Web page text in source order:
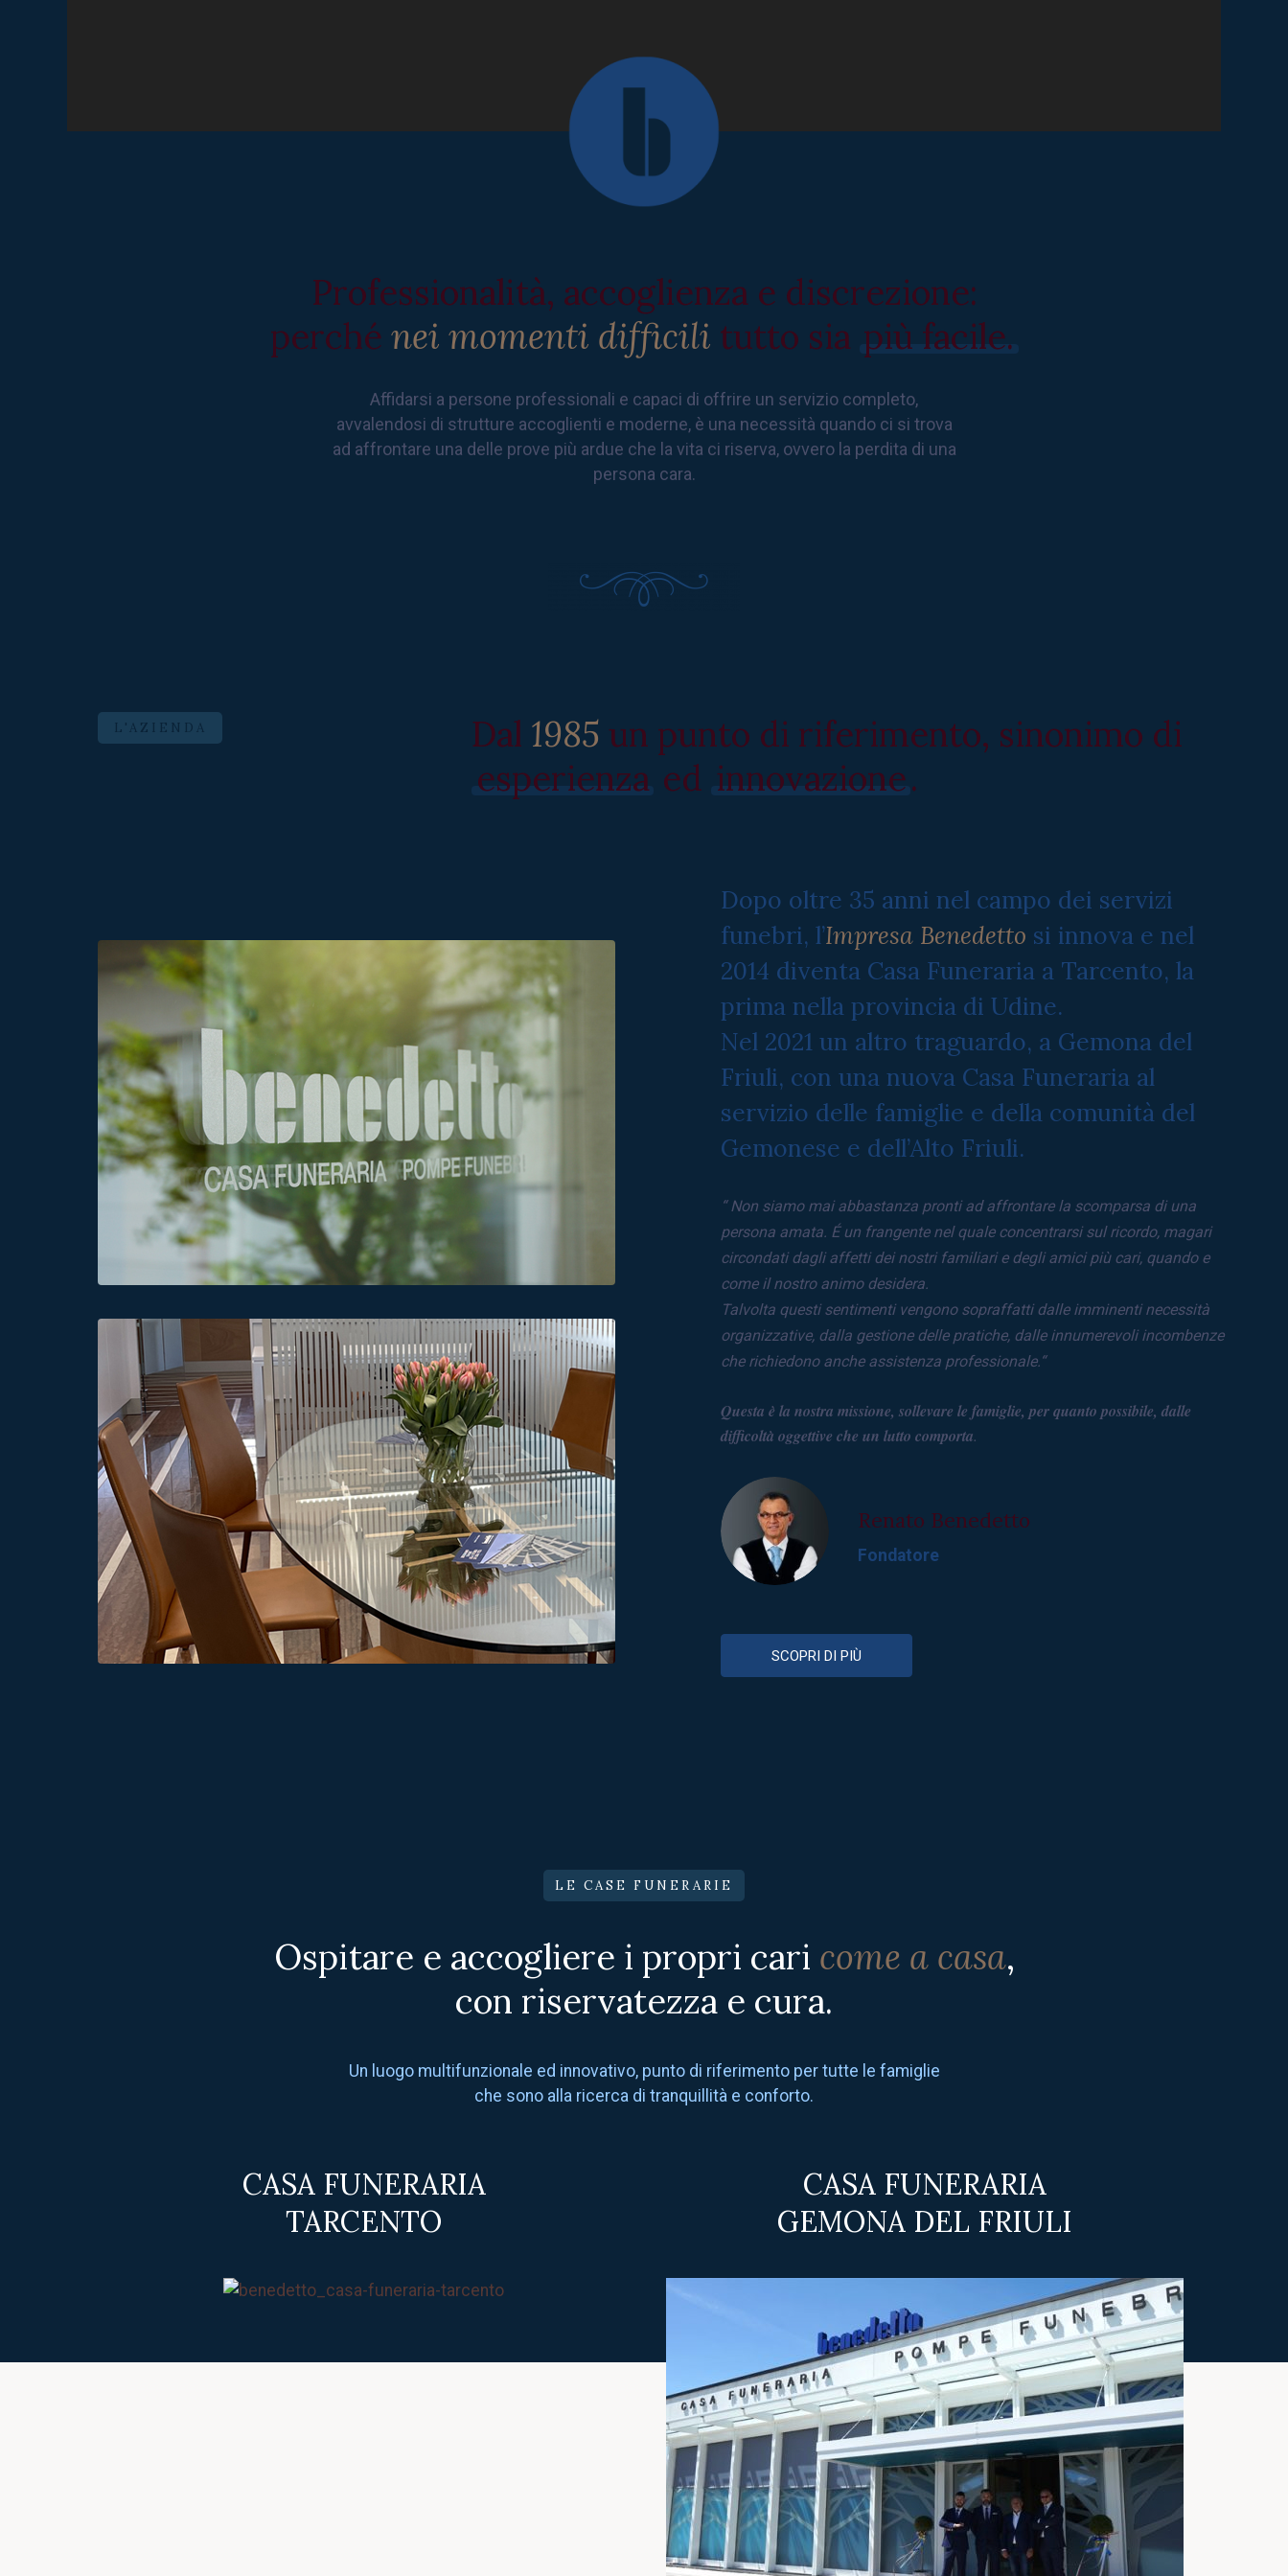
Professionalità, accoglienza e discrezione:
perché nei momenti difficili tutto sia più facile.
Affidarsi a persone professionali e capaci di offrire un servizio completo,
avvalendosi di strutture accoglienti e moderne, è una necessità quando ci si trova
ad affrontare una delle prove più ardue che la vita ci riserva, ovvero la perdita di una
persona cara.
L'AZIENDA Dal 1985 un punto di riferimento, sinonimo di
esperienza ed innovazione.
Dopo oltre 35 anni nel campo dei servizi
funebri, l’Impresa Benedetto si innova e nel
2014 diventa Casa Funeraria a Tarcento, la
prima nella provincia di Udine.
Nel 2021 un altro traguardo, a Gemona del
Friuli, con una nuova Casa Funeraria al
servizio delle famiglie e della comunità del
Gemonese e dell’Alto Friuli.
“Non siamo mai abbastanza pronti ad affrontare la scomparsa di una
persona amata. É un frangente nel quale concentrarsi sul ricordo, magari
circondati dagli affetti dei nostri familiari e degli amici più cari, quando e
come il nostro animo desidera.
Talvolta questi sentimenti vengono sopraffatti dalle imminenti necessità
organizzative, dalla gestione delle pratiche, dalle innumerevoli incombenze
che richiedono anche assistenza professionale.“
Questa è la nostra missione, sollevare le famiglie, per quanto possibile, dalle
difficoltà oggettive che un lutto comporta.
Renato Benedetto
Fondatore
SCOPRI DI PIÙ
LE CASE FUNERARIE
Ospitare e accogliere i propri cari come a casa,
con riservatezza e cura.
Un luogo multifunzionale ed innovativo, punto di riferimento per tutte le famiglie
che sono alla ricerca di tranquillità e conforto.
CASA FUNERARIA
TARCENTO
CASA FUNERARIA
GEMONA DEL FRIULI